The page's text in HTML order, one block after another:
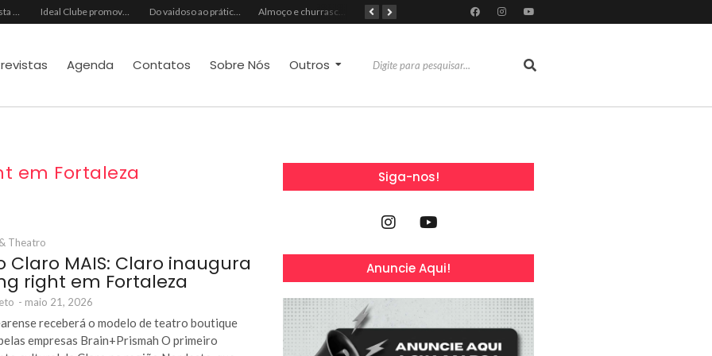
Formação Analista Hextríade apresenta metodologia de diagnóstico comportamental para transformar a gestão de pessoas Ideal Clube promove programação especial para celebrar o Dia dos Pais com música, gastronomia e lazer para toda a família Do vaidoso ao prático: veja lista com ideias de presentes Avon para cada perfil de pai Almoço e churrasco de Dia dos Pais impulsionam vendas no varejo alimentar
Agenda Contatos Sobre Nós Outros
em Fortaleza
Theatro
Claro MAIS: Claro inaugura
right em Fortaleza
- maio 21, 2026
receberá o modelo de teatro boutique
empresas Brain+Prismah O primeiro
Siga-nos!
Anuncie Aqui!